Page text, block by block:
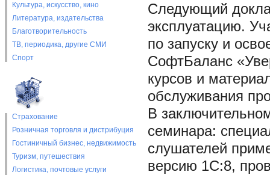
Культура, искусство, кино
Литература, издательства
Благотворительность
ТВ, периодика, другие СМИ
Спорт
Страхование
Розничная торговля и дистрибуция
Гостиничный бизнес, недвижимость
Туризм, путешествия
Логистика, почтовые услуги
Следующий
эксплуатацию.
по запуску и
СофтБаланс
курсов и
обслуживания
В
семинара:
слушателей
версию 1С:8,